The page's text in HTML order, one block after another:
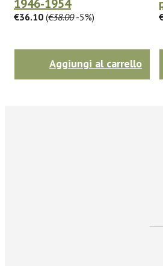
1946-1954
€36.10 (€38.00-5%)
Aggiungi al carrello